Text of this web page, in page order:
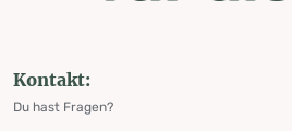
Kontakt:
Du hast Fragen?